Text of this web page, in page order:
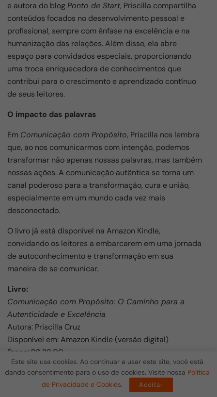
e autora do blogPonto de Start, Priscilla compartilha
conteúdos focados no desenvolvimento pessoal e
profissional, sempre com ênfase na excelência e na
humanização das relações. Além disso, ela abre
espaço para convidados especiais, proporcionando
uma troca enriquecedora de conhecimentos que
contribui para o crescimento e aprendizado contínuo
de seus leitores.
O impacto das palavras
Em Comunicação com Propósito, Priscilla nos lembra
que, ao nos comunicarmos com intenção, podemos
transformar não apenas nossas palavras, mas também
nossas ações. A comunicação autêntica se torna um
canal poderoso para a transformação, cura e união,
especialmente em um mundo cada vez mais
desconectado.
O livro já está disponível na Amazon Kindle,
convidando os leitores a embarcarem em uma jornada
de autoconhecimento e transformação em sua
maneira de se comunicar.
Livro:
Comunicação com Propósito: O Caminho para a
Autenticidade e Excelência
Autora: Priscilla Cruz
Disponível em: Amazon Kindle (versão digital)
Preço: R$ 28,00
Link para compra:
https://www.amazon.com.br/dp/B0F2NQLGXW
Este site usa cookies. Ao continuar a usar este site, você está
dando consentimento para o uso de cookies. Visite nossa Política
de Privacidade e Cookies. Aceitar